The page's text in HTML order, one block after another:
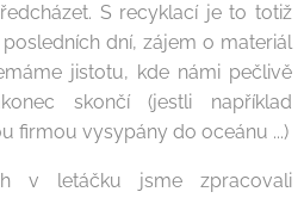
S recyklací je to totiž
dní, zájem o materiál
jistotu, kde námi pečlivě
skončí (jestli například
firmou vysypány do oceánu ...)
v letáčku jsme zpracovali